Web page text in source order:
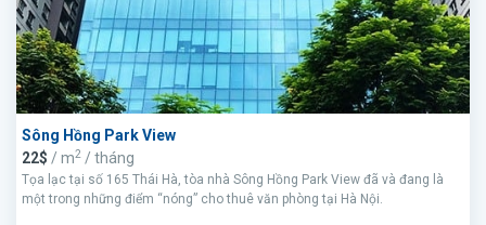
Sông Hồng Park View
22$ / m2 / tháng
Tọa lạc tại số 165 Thái Hà, tòa nhà Sông Hồng Park View đã và đang là
một trong những điểm “nóng” cho thuê văn phòng tại Hà Nội.